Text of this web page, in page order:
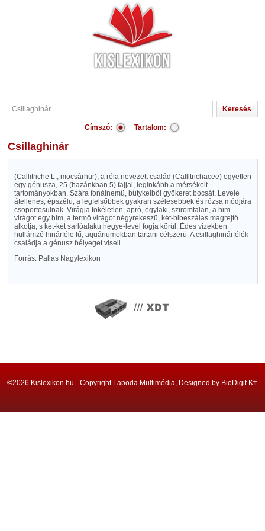
Címszó: Tartalom:
Csillaghinár
(Callitriche L., mocsárhur), a róla nevezett család (Callitrichacee) egyetlen
egy génusza, 25 (hazánkban 5) fajjal, leginkább a mérsékelt
tartományokban. Szára fonálnemü, bütykeiből gyökeret bocsát. Levele
átellenes, épszélü, a legfelsőbbek gyakran szélesebbek és rózsa módjára
csoportosulnak. Virágja tökéletlen, apró, egylaki, sziromtalan, a him
virágot egy him, a termő virágot négyrekeszü, két-bibeszálas magrejtő
alkotja, s két-két sarlóalaku hegye-levél fogja körül. Édes vizekben
hullámzó hinárféle fű, aquáriumokban tartani célszerü. A csillaghinárfélék
családja a génusz bélyeget viseli.
Forrás: Pallas Nagylexikon
©2026 Kislexikon.hu - Copyright Lapoda Multimédia, Designed by BioDigit Kft.